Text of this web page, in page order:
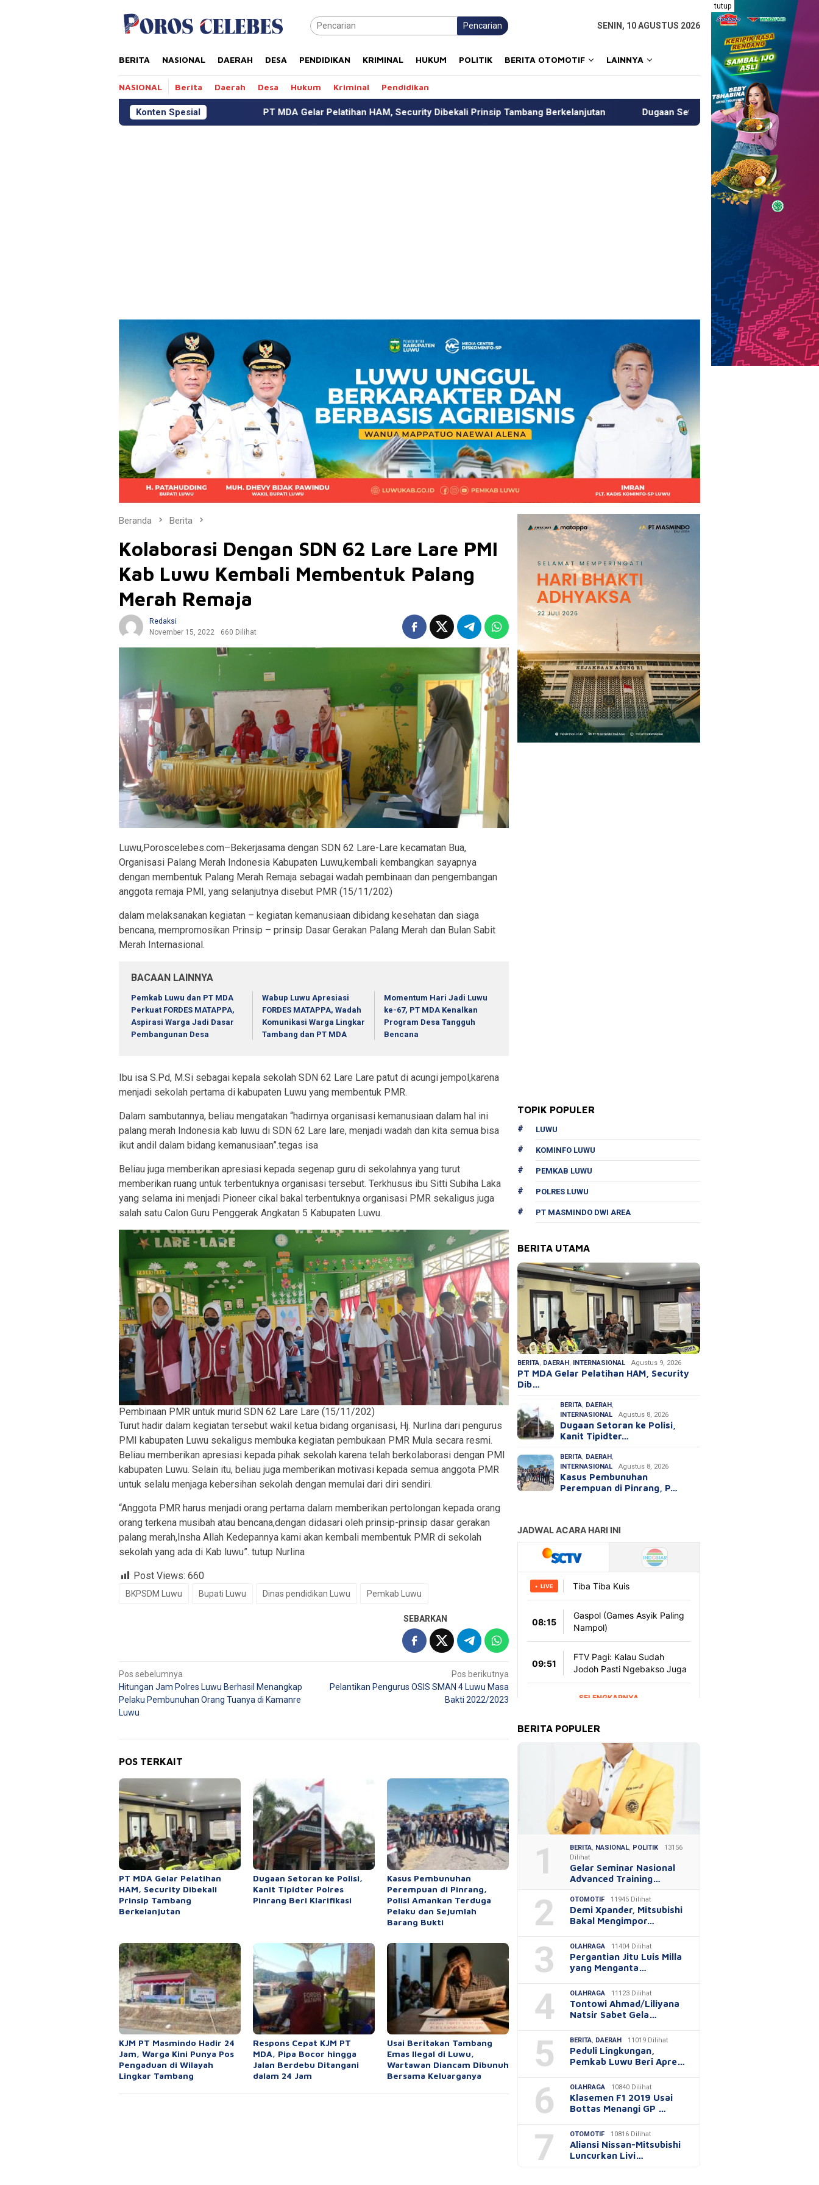
tutup
Pencarian SENIN, 10 AGUSTUS 2026
BERITA NASIONAL DAERAH DESA PENDIDIKAN KRIMINAL HUKUM POLITIK BERITA OTOMOTIF LAINNYA
NASIONAL Berita Daerah Desa Hukum Kriminal Pendidikan
Konten Spesial
PT MDA Gelar Pelatihan HAM, Security Dibekali Prinsip Tambang Berkelanjutan Dugaan Setoran ke Polisi, Kanit Tipidter Polres Pinrang Beri
Beranda Berita
Kolaborasi Dengan SDN 62 Lare Lare PMI
Kab Luwu Kembali Membentuk Palang
Merah Remaja
Redaksi
November 15, 2022
660 Dilihat
Luwu,Poroscelebes.com–Bekerjasama dengan SDN 62 Lare-Lare kecamatan Bua,
Organisasi Palang Merah Indonesia Kabupaten Luwu,kembali kembangkan sayapnya
dengan membentuk Palang Merah Remaja sebagai wadah pembinaan dan pengembangan
anggota remaja PMI, yang selanjutnya disebut PMR (15/11/202)
dalam melaksanakan kegiatan – kegiatan kemanusiaan dibidang kesehatan dan siaga
bencana, mempromosikan Prinsip – prinsip Dasar Gerakan Palang Merah dan Bulan Sabit
Merah Internasional.
BACAAN LAINNYA
Pemkab Luwu dan PT MDA
Perkuat FORDES MATAPPA,
Aspirasi Warga Jadi Dasar
Pembangunan Desa
Wabup Luwu Apresiasi
FORDES MATAPPA, Wadah
Komunikasi Warga Lingkar
Tambang dan PT MDA
Momentum Hari Jadi Luwu
ke-67, PT MDA Kenalkan
Program Desa Tangguh
Bencana
Ibu isa S.Pd, M.Si sebagai kepala sekolah SDN 62 Lare Lare patut di acungi jempol,karena
menjadi sekolah pertama di kabupaten Luwu yang membentuk PMR.
Dalam sambutannya, beliau mengatakan “hadirnya organisasi kemanusiaan dalam hal ini
palang merah Indonesia kab luwu di SDN 62 Lare lare, menjadi wadah dan kita semua bisa
ikut andil dalam bidang kemanusiaan”.tegas isa
Beliau juga memberikan apresiasi kepada segenap guru di sekolahnya yang turut
memberikan ruang untuk terbentuknya organisasi tersebut. Terkhusus ibu Sitti Subiha Laka
yang selama ini menjadi Pioneer cikal bakal terbentuknya organisasi PMR sekaligus juga
salah satu Calon Guru Penggerak Angkatan 5 Kabupaten Luwu.
Pembinaan PMR untuk murid SDN 62 Lare Lare (15/11/202)
Turut hadir dalam kegiatan tersebut wakil ketua bidang organisasi, Hj. Nurlina dari pengurus
PMI kabupaten Luwu sekaligus membuka kegiatan pembukaan PMR Mula secara resmi.
Beliau memberikan apresiasi kepada pihak sekolah karena telah berkolaborasi dengan PMI
kabupaten Luwu. Selain itu, beliau juga memberikan motivasi kepada semua anggota PMR
untuk selalu menjaga kebersihan sekolah dengan memulai dari diri sendiri.
“Anggota PMR harus menjadi orang pertama dalam memberikan pertolongan kepada orang
orang terkena musibah atau bencana,dengan didasari oleh prinsip-prinsip dasar gerakan
palang merah,Insha Allah Kedepannya kami akan kembali membentuk PMR di sekolah
sekolah yang ada di Kab luwu”. tutup Nurlina
Post Views: 660
BKPSDM Luwu Bupati Luwu Dinas pendidikan Luwu Pemkab Luwu
SEBARKAN
Navigasi
pos
Pos sebelumnya
Hitungan Jam Polres Luwu Berhasil Menangkap
Pelaku Pembunuhan Orang Tuanya di Kamanre
Luwu
Pos berikutnya
Pelantikan Pengurus OSIS SMAN 4 Luwu Masa
Bakti 2022/2023
POS TERKAIT
PT MDA Gelar Pelatihan
HAM, Security Dibekali
Prinsip Tambang
Berkelanjutan
Dugaan Setoran ke Polisi,
Kanit Tipidter Polres
Pinrang Beri Klarifikasi
Kasus Pembunuhan
Perempuan di Pinrang,
Polisi Amankan Terduga
Pelaku dan Sejumlah
Barang Bukti
KJM PT Masmindo Hadir 24
Jam, Warga Kini Punya Pos
Pengaduan di Wilayah
Lingkar Tambang
Respons Cepat KJM PT
MDA, Pipa Bocor hingga
Jalan Berdebu Ditangani
dalam 24 Jam
Usai Beritakan Tambang
Emas Ilegal di Luwu,
Wartawan Diancam Dibunuh
Bersama Keluarganya
TOPIK POPULER
LUWU
KOMINFO LUWU
PEMKAB LUWU
POLRES LUWU
PT MASMINDO DWI AREA
BERITA UTAMA
BERITA, DAERAH, INTERNASIONAL Agustus 9, 2026
PT MDA Gelar Pelatihan HAM, Security
Dib…
BERITA, DAERAH,
INTERNASIONAL
Agustus 8, 2026
Dugaan Setoran ke Polisi,
Kanit Tipidter…
BERITA, DAERAH,
INTERNASIONAL
Agustus 8, 2026
Kasus Pembunuhan
Perempuan di Pinrang, P…
BERITA POPULER
1 BERITA NASIONAL POLITIK
13156
Dilihat
Gelar Seminar Nasional
Advanced Training…
2 OTOMOTIF 11945 Dilihat
Demi Xpander, Mitsubishi
Bakal Mengimpor…
3 OLAHRAGA 11404 Dilihat
Pergantian Jitu Luis Milla
yang Menganta…
4 OLAHRAGA 11123 Dilihat
Tontowi Ahmad/Liliyana
Natsir Sabet Gela…
5 BERITA DAERAH 11019 Dilihat
Peduli Lingkungan,
Pemkab Luwu Beri Apre…
6 OLAHRAGA 10840 Dilihat
Klasemen F1 2019 Usai
Bottas Menangi GP …
7 OTOMOTIF 10816 Dilihat
Aliansi Nissan-Mitsubishi
Luncurkan Livi…